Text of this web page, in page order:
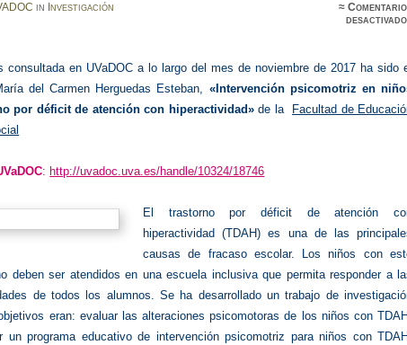
in Investigación ≈
consultada en UVaDOC a lo largo del mes de noviembre de 2017 ha sido
del Carmen Herguedas Esteban, «Intervención psicomotriz en
por déficit de atención con hiperactividad»de la
Facultad de
: http://uvadoc.uva.es/handle/10324/18746
El trastorno por déficit de atención
hiperactividad (TDAH) es una de las
causas de fracaso escolar. Los niños con
deben ser atendidos en una escuela inclusiva que permita responder a
de todos los alumnos. Se ha desarrollado un trabajo de
eran: evaluar las alteraciones psicomotoras de los niños con
un programa educativo de intervención psicomotriz para niños con